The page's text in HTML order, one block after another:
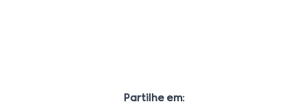
Partilhe em: